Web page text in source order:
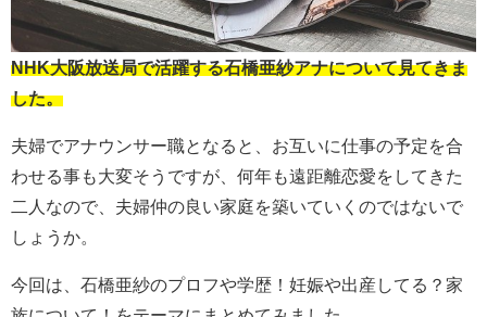
NHK大阪放送局で活躍する石橋亜紗アナについて見てきま
した。
夫婦でアナウンサー職となると、お互いに仕事の予定を合
わせる事も大変そうですが、何年も遠距離恋愛をしてきた
二人なので、夫婦仲の良い家庭を築いていくのではないで
しょうか。
今回は、石橋亜紗のプロフや学歴！妊娠や出産してる？家